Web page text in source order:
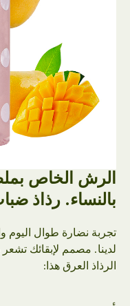
الرش الخاص
بالنساء. رذاذ
لدينا. مصمم لإبقائك
الرذاذ العرق هذا: